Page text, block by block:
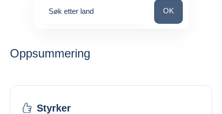
Søk etter land Søk etter land
OK
Oppsummering
Styrker